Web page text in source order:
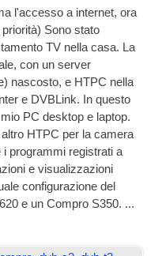
l'accesso a internet, ora
Sono stato
TV nella casa. La
con un server
nascosto, e HTPC nella
e DVBLink. In questo
PC desktop e laptop.
HTPC per la camera
programmi registrati a
e visualizzazioni
configurazione del
e un Compro S350. ...